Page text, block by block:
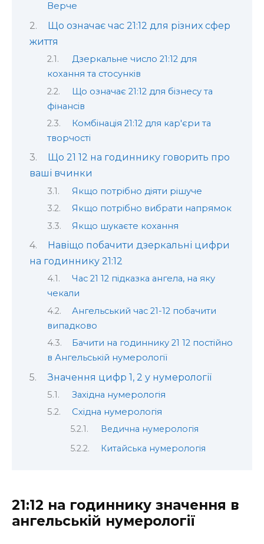
Верче
Що означає час 21:12 для різних сфер
життя
Дзеркальне число 21:12 для
кохання та стосунків
Що означає 21:12 для бізнесу та
фінансів
Комбінація 21:12 для кар'єри та
творчості
Що 21 12 на годиннику говорить про
ваші вчинки
Якщо потрібно діяти рішуче
Якщо потрібно вибрати напрямок
Якщо шукаєте кохання
Навіщо побачити дзеркальні цифри
на годиннику 21:12
Час 21 12 підказка ангела, на яку
чекали
Ангельський час 21-12 побачити
випадково
Бачити на годиннику 21 12 постійно
в Ангельській нумерології
Значення цифр 1, 2 у нумерології
Західна нумерологія
Східна нумерологія
Ведична нумерологія
Китайська нумерологія
21:12 на годиннику значення в
ангельській нумерології